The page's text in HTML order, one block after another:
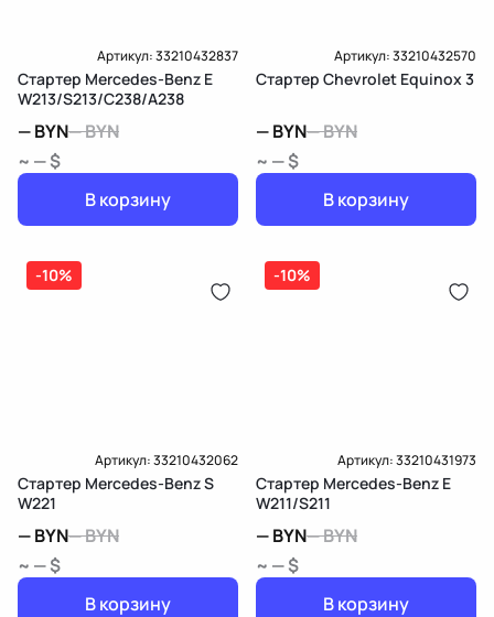
Артикул:33210432837
Стартер Mercedes-Benz E
W213/S213/C238/A238
—BYN—BYN
~ — $
В корзину
Артикул:33210432570
Стартер Chevrolet Equinox 3
—BYN—BYN
~ — $
В корзину
-10%
Артикул:33210432062
Стартер Mercedes-Benz S
W221
—BYN—BYN
~ — $
В корзину
-10%
Артикул:33210431973
Стартер Mercedes-Benz E
W211/S211
—BYN—BYN
~ — $
В корзину